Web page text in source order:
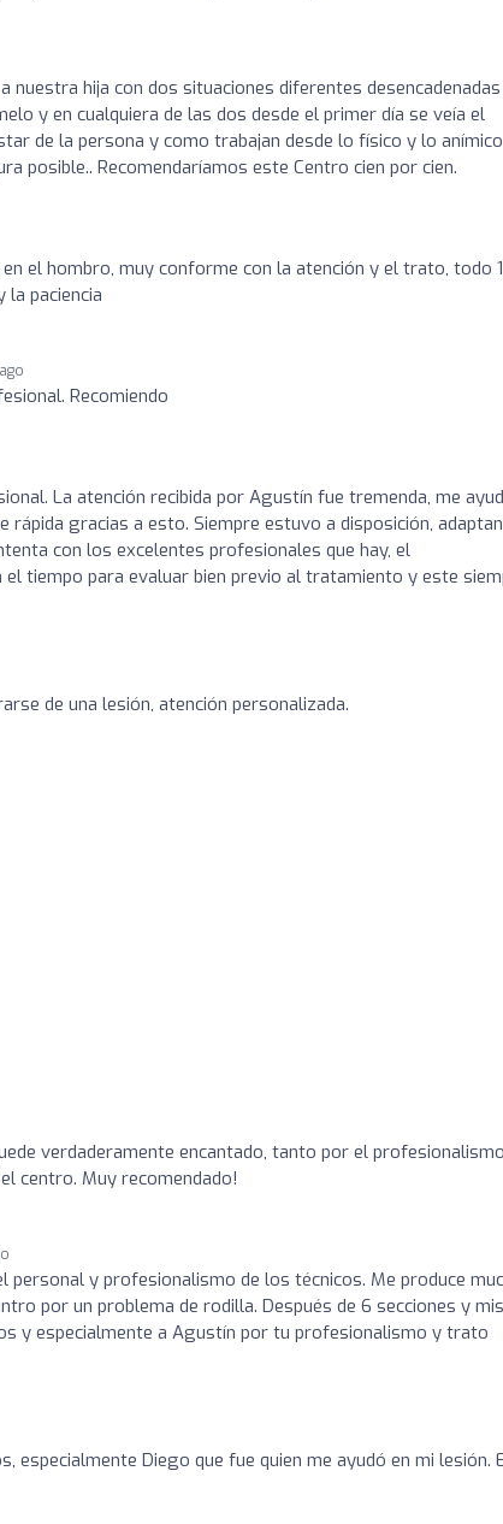
nuestra hija con dos situaciones diferentes
y en cualquiera de las dos desde el primer día se veía el
de la persona y como trabajan desde lo físico y lo anímico
posible.. Recomendaríamos este Centro cien por cien.
el hombro, muy conforme con la atención y el trato, todo
paciencia
Recomiendo
La atención recibida por Agustín fue tremenda, me
rápida gracias a esto. Siempre estuvo a disposición,
con los excelentes profesionales que hay, el
tiempo para evaluar bien previo al tratamiento y este
de una lesión, atención personalizada.
verdaderamente encantado, tanto por el profesionalismo
centro. Muy recomendado!
personal y profesionalismo de los técnicos. Me produce
por un problema de rodilla. Después de 6 secciones y mis
y especialmente a Agustín por tu profesionalismo y trato
especialmente Diego que fue quien me ayudó en mi lesión.